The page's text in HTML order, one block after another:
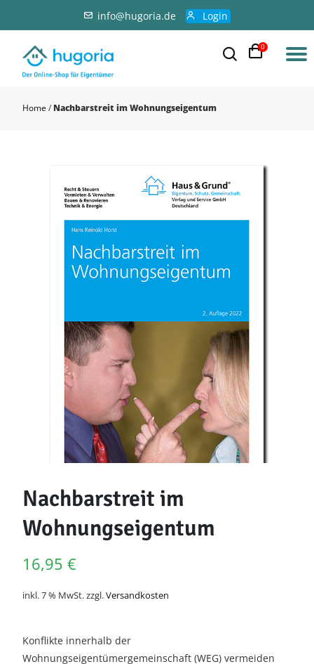
info@hugoria.de Login
0
Home / Nachbarstreit im Wohnungseigentum
Nachbarstreit im
Wohnungseigentum
16,95 €
inkl. 7 % MwSt.zzgl.Versandkosten
Konflikte innerhalb der
Wohnungseigentümergemeinschaft (WEG) vermeiden